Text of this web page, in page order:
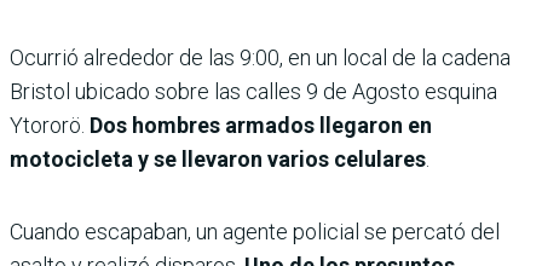
Ocurrió alrededor de las 9:00, en un local de la cadena
Bristol ubicado sobre las calles 9 de Agosto esquina
Ytororö. Dos hombres armados llegaron en
motocicleta y se llevaron varios celulares
Cuando escapaban, un agente policial se percató del